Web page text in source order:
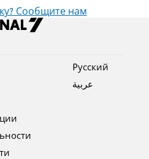
Сообщите нам
Pусский
عربية